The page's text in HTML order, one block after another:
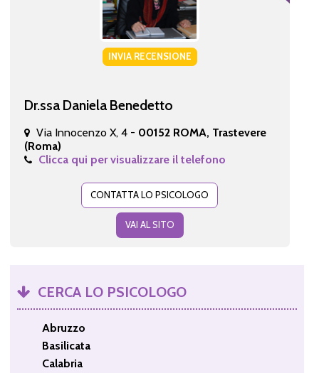
INVIA RECENSIONE
Dr.ssa Daniela Benedetto
Via Innocenzo X, 4 - 00152 ROMA, Trastevere
(Roma)
Clicca qui per visualizzare il telefono
CONTATTA LO PSICOLOGO
VAI AL SITO
CERCA LO PSICOLOGO
Abruzzo
Basilicata
Calabria